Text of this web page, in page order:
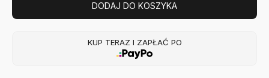
DODAJ DO KOSZYKA
KUP TERAZ I ZAPŁAĆ PO